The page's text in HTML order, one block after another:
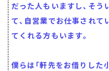
だった人もいますし、そ
て、自営業でお仕事され
てくれる方もいます。
僕らは「軒先をお借りした